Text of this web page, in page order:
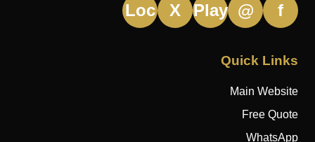
f
@
Play
X
Loc
Quick Links
Main Website
Free Quote
WhatsApp